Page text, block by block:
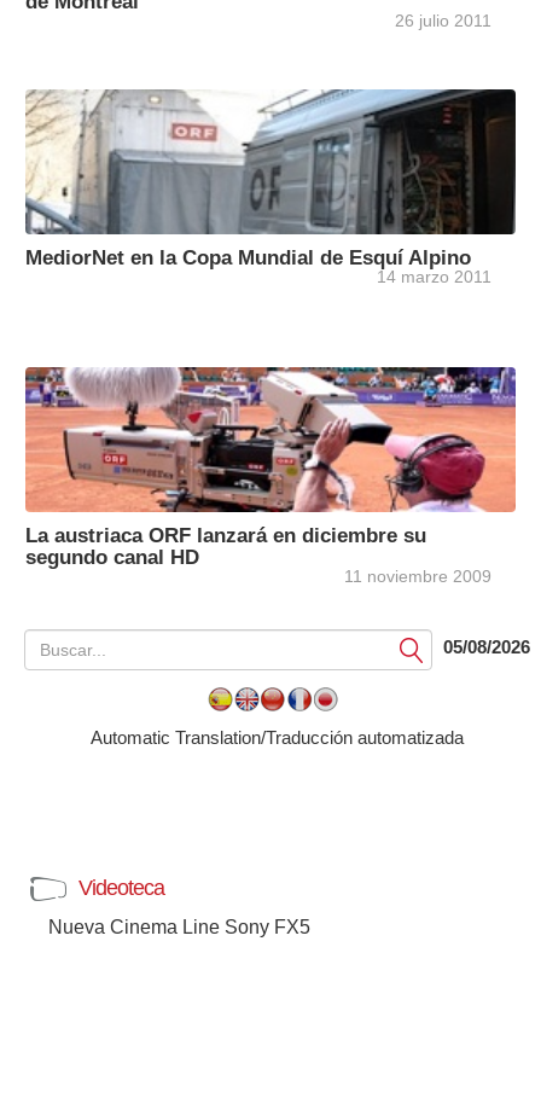
26 julio 2011
MediorNet en la Copa Mundial de Esquí Alpino
14 marzo 2011
La austriaca ORF lanzará en diciembre su
segundo canal HD
11 noviembre 2009
Submit05/08/2026
Automatic Translation/Traducción automatizada
Videoteca
Nueva Cinema Line Sony FX5